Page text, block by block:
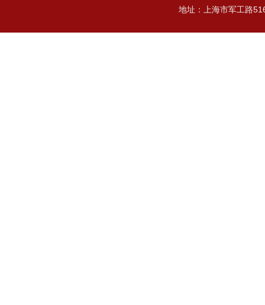
地址：上海市军工路